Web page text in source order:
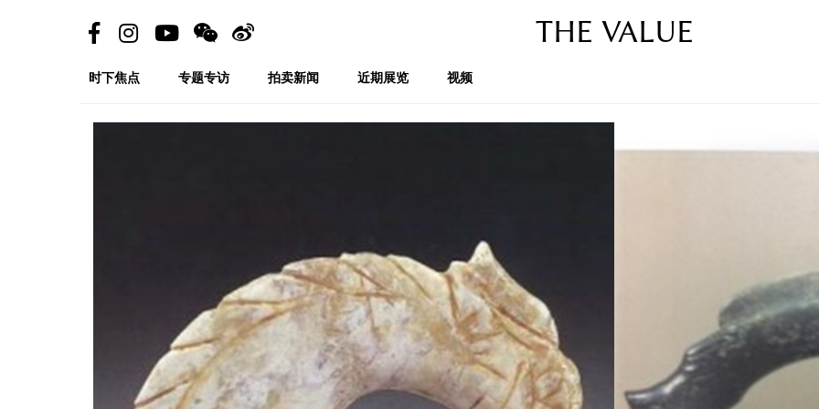
THE VALUE
时下焦点 专题专访 拍卖新闻 近期展览 视频